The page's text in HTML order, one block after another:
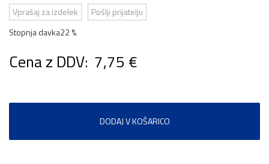
Vprašaj za izdelek
Pošlji prijatelju
Stopnja davka22 %
Cena z DDV: 7,75 €
DODAJ V KOŠARICO